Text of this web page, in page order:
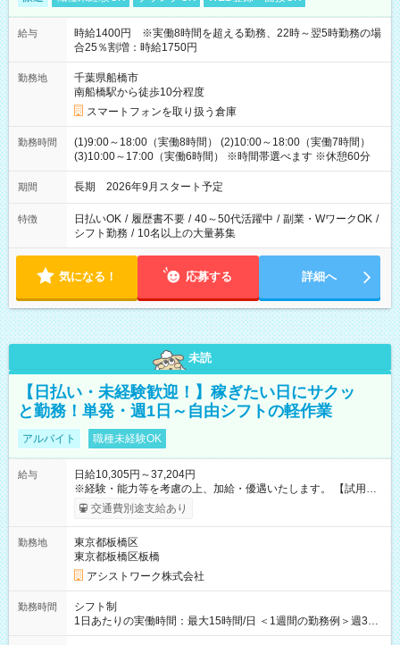
給与
時給1400円 ※実働8時間を超える勤務、22時～翌5時勤務の場
合25％割増：時給1750円
勤務地
千葉県船橋市
南船橋駅から徒歩10分程度
スマートフォンを取り扱う倉庫
勤務時間
(1)9:00～18:00（実働8時間） (2)10:00～18:00（実働7時間）
(3)10:00～17:00（実働6時間） ※時間帯選べます ※休憩60分
期間 長期 2026年9月スタート予定
特徴 日払いOK / 履歴書不要 / 40～50代活躍中 / 副業・WワークOK /
シフト勤務 / 10名以上の大量募集
気になる！ 応募する 詳細へ
未読
【日払い・未経験歓迎！】稼ぎたい日にサクッ
と勤務！単発・週1日～自由シフトの軽作業
アルバイト 職種未経験OK
給与
日給10,305円～37,204円
※経験・能力等を考慮の上、加給・優遇いたします。 【試用期
間】試用期間なし
交通費別途支給あり
勤務地
東京都板橋区
東京都板橋区板橋
アシストワーク株式会社
勤務時間
シフト制
1日あたりの実働時間：最大15時間/日 ＜1週間の勤務例＞週3回
勤務 勤務：月・水・金 休み：火・木・土・日 好きな時にお仕事